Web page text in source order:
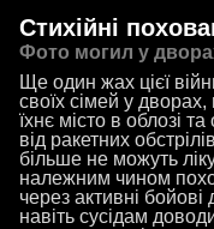
Стихійні
Фото могил у
Ще один жах цієї
своїх сімей у
їхнє місто в облозі
від ракетних
більше не можуть
належним чином
через активні бойові
навіть сусідам